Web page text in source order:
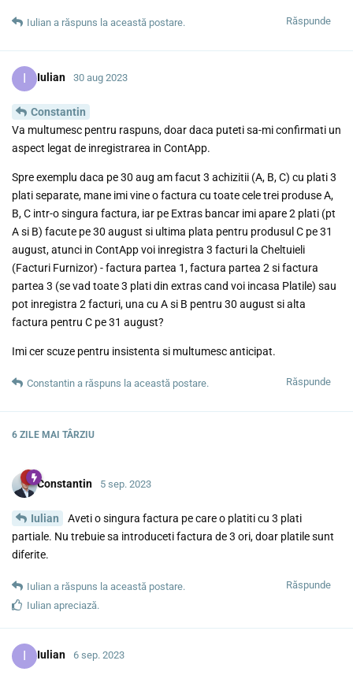
Răspunde
Iulian a răspuns la această postare.
I Iulian 30 aug 2023
Constantin
Va multumesc pentru raspuns, doar daca puteti sa-mi confirmati un
aspect legat de inregistrarea in ContApp.
Spre exemplu daca pe 30 aug am facut 3 achizitii (A, B, C) cu plati 3
plati separate, mane imi vine o factura cu toate cele trei produse A,
B, C intr-o singura factura, iar pe Extras bancar imi apare 2 plati (pt
A si B) facute pe 30 august si ultima plata pentru produsul C pe 31
august, atunci in ContApp voi inregistra 3 facturi la Cheltuieli
(Facturi Furnizor) - factura partea 1, factura partea 2 si factura
partea 3 (se vad toate 3 plati din extras cand voi incasa Platile) sau
pot inregistra 2 facturi, una cu A si B pentru 30 august si alta
factura pentru C pe 31 august?
Imi cer scuze pentru insistenta si multumesc anticipat.
Răspunde
Constantin a răspuns la această postare.
6 ZILE MAI TÂRZIU
Constantin 5 sep. 2023
Iulian
Aveti o singura factura pe care o platiti cu 3 plati
partiale. Nu trebuie sa introduceti factura de 3 ori, doar platile sunt
diferite.
Răspunde
Iulian a răspuns la această postare.
Iulian apreciază.
I Iulian 6 sep. 2023